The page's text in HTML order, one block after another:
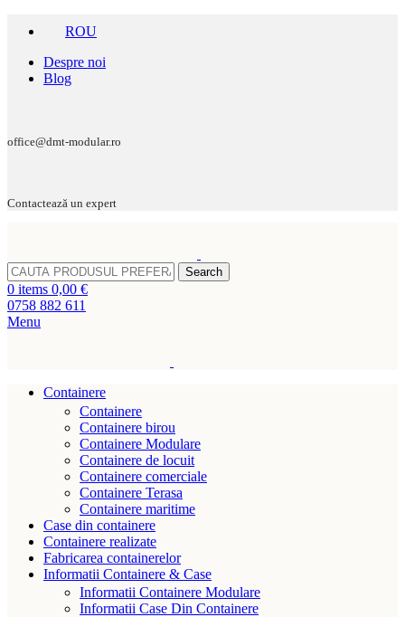
ROU
Despre noi
Blog
office@dmt-modular.ro
Contactează un expert
Search
0 items 0,00 €
0758 882 611
Menu
Containere
Containere
Containere birou
Containere Modulare
Containere de locuit
Containere comerciale
Containere Terasa
Containere maritime
Case din containere
Containere realizate
Fabricarea containerelor
Informatii Containere & Case
Informatii Containere Modulare
Informatii Case Din Containere